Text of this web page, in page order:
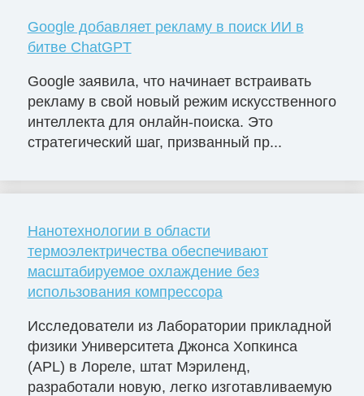
Google добавляет рекламу в поиск ИИ в
битве ChatGPT
Google заявила, что начинает встраивать
рекламу в свой новый режим искусственного
интеллекта для онлайн-поиска. Это
стратегический шаг, призванный пр...
Нанотехнологии в области
термоэлектричества обеспечивают
масштабируемое охлаждение без
использования компрессора
Исследователи из Лаборатории прикладной
физики Университета Джонса Хопкинса
(APL) в Лореле, штат Мэриленд,
разработали новую, легко изготавливаемую